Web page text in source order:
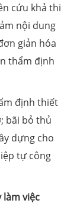
cứu khả thi
nội dung
giản hóa
thẩm định
định thiết
bãi bỏ thủ
dựng cho
tự công
làm việc